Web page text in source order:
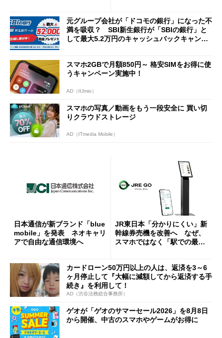
元グループ会社が「ドコモの銀行」になった不
満を吸収？ SBI新生銀行が「SBIの銀行」と
して最大5.2万円のキャッシュバックキャンペ
スマホ2GBで月額850円～ 格安SIMをお得に使
うキャンペーン実施中！
AD（IIJmio）
スマホの写真／動画をもう一段安全に 買い切
りクラウドストレージ
AD（ITmedia Mobile）
日本通信が新ブランド「blue
mobile」を発表 ネオキャリ
アで自由な通信環境へ
JR東日本「分かりにくい」新
幹線券売機を改善へ なぜ、
スマホではなく「駅での最短
カードローン50万円以上の人は、返済を3～6
ヶ月停止して『大幅に減額してから返済する手
続き』を利用して！
AD（渋谷法務総合事務所）
ゲオが「ゲオのサマーセール2026」を8月8日
から開催、中古のスマホやゲームがお得に